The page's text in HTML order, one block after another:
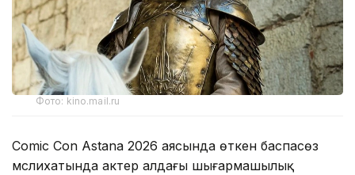
Фото: kino.mail.ru
Comic Con Astana 2026 аясында өткен баспасөз
мәслихатында актер алдағы шығармашылық